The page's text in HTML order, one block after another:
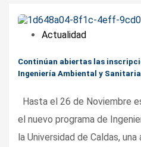
Actualidad
Continúan abiertas las
Ingeniería Ambiental y Sanitaria
Hasta el 26 de Noviembre
el nuevo programa de
la Universidad de Caldas,